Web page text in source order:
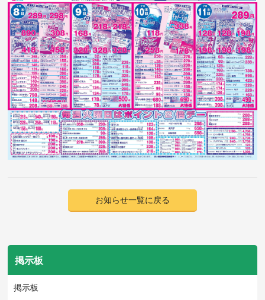
お知らせ一覧に戻る
掲示板
掲示板